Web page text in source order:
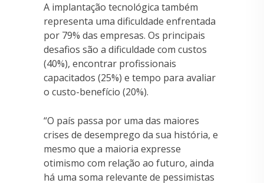
A implantação tecnológica também
representa uma dificuldade enfrentada
por 79% das empresas. Os principais
desafios são a dificuldade com custos
(40%), encontrar profissionais
capacitados (25%) e tempo para avaliar
o custo-benefício (20%).
“O país passa por uma das maiores
crises de desemprego da sua história, e
mesmo que a maioria expresse
otimismo com relação ao futuro, ainda
há uma soma relevante de pessimistas